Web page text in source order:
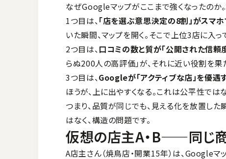
なぜGoogleマップがここまで強くなったのか
1つ目は、「店を選ぶ意思決定の8割」がスマ
いた瞬間、マップを開く。そこで上位3店に入
2つ目は、口コミの数と質が「公開された信頼
らぬ200人の高評価」が、それに近い役割を果
3つ目は、Googleが「アクティブな店」を優遇
ほうが、上に出やすくなる。これは公平性では
つまり、品質が同じでも、見える化を放置し
はなく、構造の問題です。
仮想の店主A・B——同じ
A店主さん（焼鳥店・開業15年）は、Google